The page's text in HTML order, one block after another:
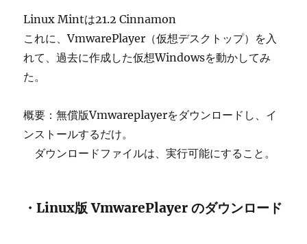
Linux Mintは21.2 Cinnamon
これに、VmwarePlayer（仮想デスクトップ）を入
れて、過去に作成した仮想Windowsを動かしてみ
た。
概要：無償版Vmwareplayerをダウンロードし、イ
ンストールするだけ。
ダウンロードファイルは、実行可能にすること。
・Linux版 VmwarePlayer のダウンロード